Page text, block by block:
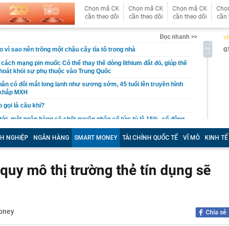
Chọn mã CK
cần theo dõi
Chọn mã CK
cần theo dõi
Chọn mã CK
cần theo dõi
cần
Đọc nhanh >>
vì sao nên trồng một chậu cây tía tô trong nhà
mạng pin muối: Có thể thay thế dòng lithium đắt đỏ, giúp thế
khỏi sự phụ thuộc vào Trung Quốc
có đôi mắt long lanh như sương sớm, 45 tuổi lên truyền hình
MXH
gọi là cầu khỉ?
một ngân hàng sẽ chốt quyền nhận cổ tức tỷ lệ 15%, cổ đông
mua thêm cổ phiếu giá rẻ
8/8 - Kết quả xổ số miền Nam hôm nay thứ Bảy ngày 8/8/2026
nhất quyết không bán căn nhà duy nhất để con lấy vốn làm ăn,
sau quyết định ấy cứu cả gia đình
có kinh nghiệm trồng cây lâu năm khuyên chôn trứng cạnh gốc:
Vbiz đầu tiên được làm phim tài liệu phát sóng trên đài truyền
NGHIỆP NGÂN HÀNG SMART MONEY TÀI CHÍNH QUỐC TẾ VĨ MÔ KINH TẾ
mô thị trường thẻ tín dụng sẽ
Chia sẻ